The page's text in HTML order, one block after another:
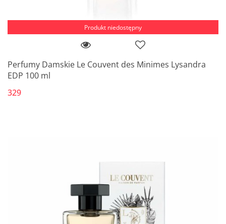
Produkt niedostępny
Perfumy Damskie Le Couvent des Minimes Lysandra
EDP 100 ml
329